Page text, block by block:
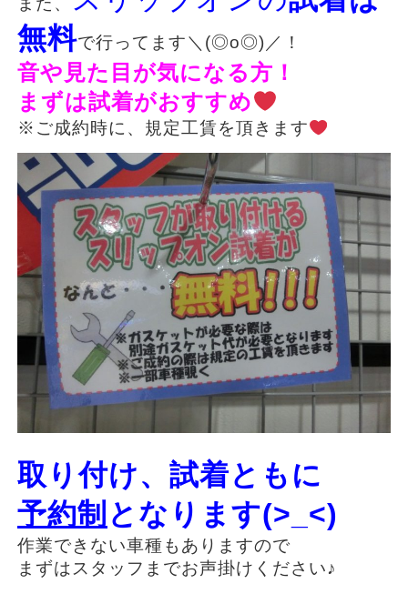
無料で行ってます＼(◎o◎)／！
音や見た目が気になる方！
まずは試着がおすすめ
※ご成約時に、規定工賃を頂きます
取り付け、試着ともに
予約制 となります(>_<)
作業できない車種もありますので
まずはスタッフまでお声掛けください♪